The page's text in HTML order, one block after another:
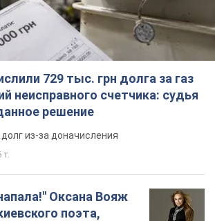
выбравшего для
маршрут. Фото
обнаружили на границе
областей
т.